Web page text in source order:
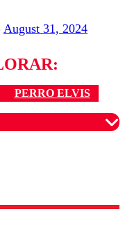
August 31, 2024
PERRO ELVIS
garantizar un